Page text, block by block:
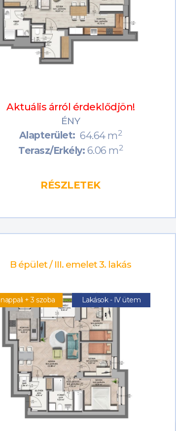
Aktuális árról érdeklődjön!
ÉNY
Alapterület: 64.64 m2
Terasz/Erkély: 6.06 m2
RÉSZLETEK
B épület / III. emelet 3. lakás
nappali + 3 szoba Lakások - IV ütem